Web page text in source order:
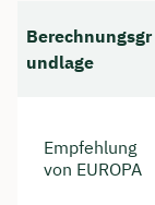
Berechnungsgr
undlage
Empfehlung
von EUROPA